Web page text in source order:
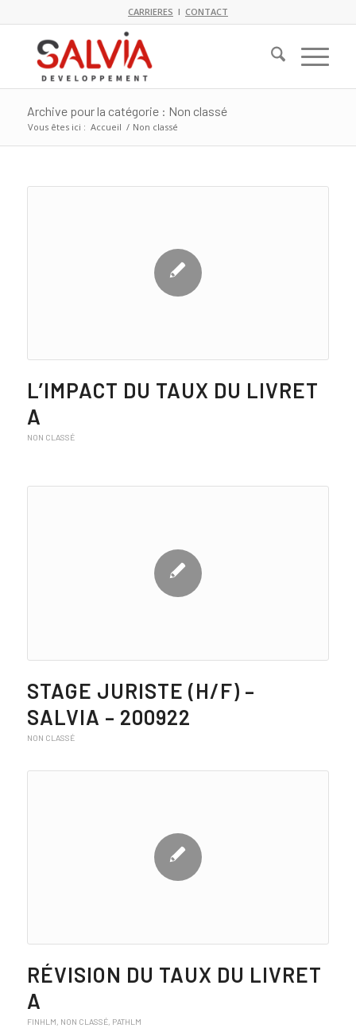
CARRIERES I CONTACT
Archive pour la catégorie : Non classé
Vous êtes ici : Accueil / Non classé
L’IMPACT DU TAUX DU LIVRET
A
NON CLASSÉ
STAGE JURISTE (H/F) –
SALVIA – 200922
NON CLASSÉ
RÉVISION DU TAUX DU LIVRET
A
FINHLM NON CLASSÉ, PATHLM